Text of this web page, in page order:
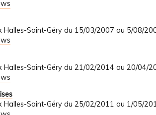
Halles-Saint-Géry du 15/03/2007 au 5/08/
Halles-Saint-Géry du 21/02/2014 au 20/04/
Halles-Saint-Géry du 25/02/2011 au 1/05/